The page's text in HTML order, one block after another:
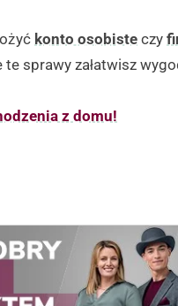
konto osobiste czy
sprawy załatwisz
z domu!